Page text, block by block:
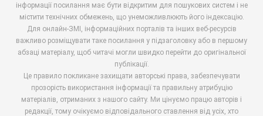
інформації посилання має бути відкритим для пошукових систем і не
містити технічних обмежень, що унеможливлюють його індексацію.
Для онлайн-ЗМІ, інформаційних порталів та інших веб-ресурсів
важливо розміщувати таке посилання у підзаголовку або в першому
абзаці матеріалу, щоб читачі могли швидко перейти до оригінальної
публікації.
Це правило покликане захищати авторські права, забезпечувати
прозорість використання інформації та правильну атрибуцію
матеріалів, отриманих з нашого сайту. Ми цінуємо працю авторів і
редакції, тому очікуємо відповідального ставлення від усіх, хто